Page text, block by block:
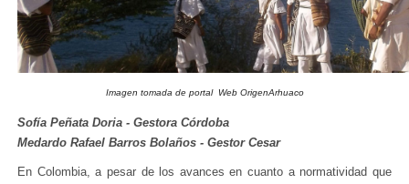
Imagen tomada de portal Web OrigenArhuaco
Sofía Peñata Doria - Gestora Córdoba
Medardo Rafael Barros Bolaños - Gestor Cesar
En Colombia, a pesar de los avances en cuanto a normatividad que